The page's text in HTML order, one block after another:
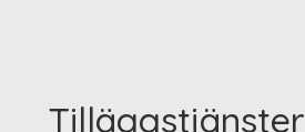
Tilläggstjänster